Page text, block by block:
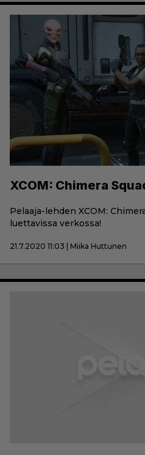
XCOM: Chimera
Pelaaja-lehden XCOM:
luettavissa verkossa!
21.7.2020 11:03 | Miika Huttunen